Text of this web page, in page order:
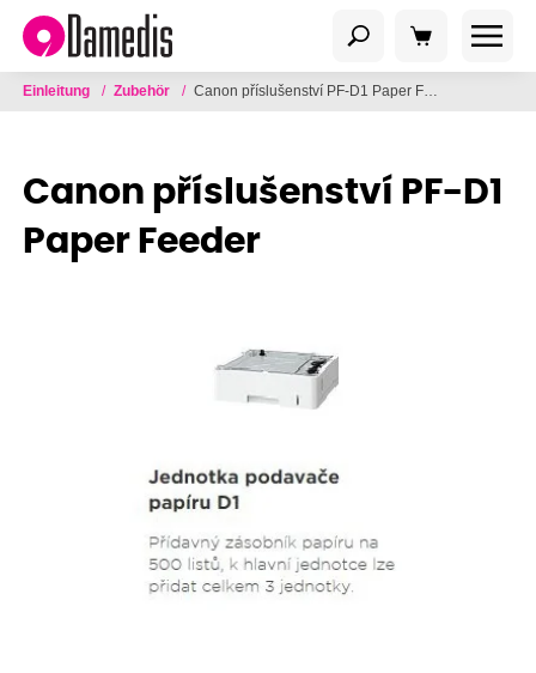
Einleitung / Zubehör / Canon příslušenství PF-D1 Paper Feeder
Canon příslušenství PF-D1
Paper Feeder